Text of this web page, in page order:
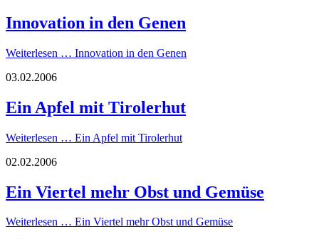
Innovation in den Genen
Weiterlesen … Innovation in den Genen
03.02.2006
Ein Apfel mit Tirolerhut
Weiterlesen … Ein Apfel mit Tirolerhut
02.02.2006
Ein Viertel mehr Obst und Gemüse
Weiterlesen … Ein Viertel mehr Obst und Gemüse